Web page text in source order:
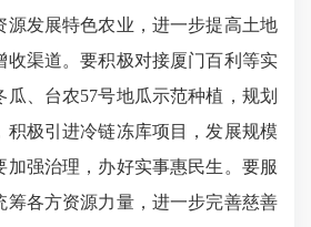
源发展特色农业，进一步提高土地
收渠道。要积极对接厦门百利等实
、台农57号地瓜示范种植，规划
积极引进冷链冻库项目，发展规模
加强治理，办好实事惠民生。要服
筹各方资源力量，进一步完善慈善